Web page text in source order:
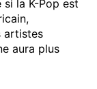
la K-Pop est
artistes
aura plus